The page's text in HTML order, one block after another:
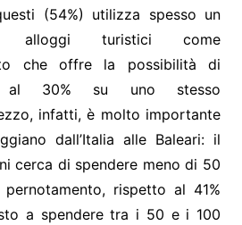
(54%) utilizza spesso un
alloggi turistici come
che offre la possibilità di
al 30% su uno stesso
infatti, è molto importante
dall’Italia alle Baleari: il
cerca di spendere meno di 50
rispetto al 41%
a spendere tra i 50 e i 100